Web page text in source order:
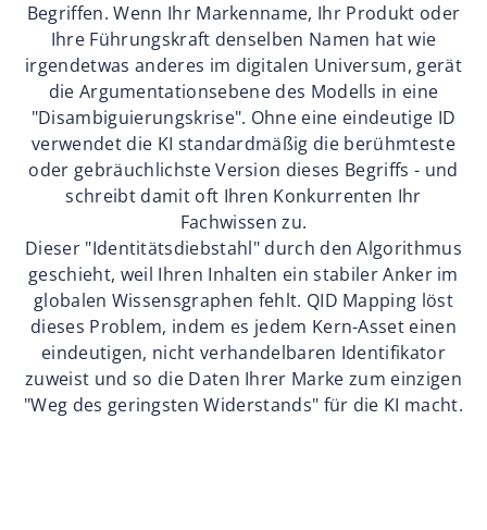
Begriffen. Wenn Ihr Markenname, Ihr Produkt oder
Ihre Führungskraft denselben Namen hat wie
irgendetwas anderes im digitalen Universum, gerät
die Argumentationsebene des Modells in eine
"Disambiguierungskrise". Ohne eine eindeutige ID
verwendet die KI standardmäßig die berühmteste
oder gebräuchlichste Version dieses Begriffs - und
schreibt damit oft Ihren Konkurrenten Ihr
Fachwissen zu.
Dieser "Identitätsdiebstahl" durch den Algorithmus
geschieht, weil Ihren Inhalten ein stabiler Anker im
globalen Wissensgraphen fehlt. QID Mapping löst
dieses Problem, indem es jedem Kern-Asset einen
eindeutigen, nicht verhandelbaren Identifikator
zuweist und so die Daten Ihrer Marke zum einzigen
"Weg des geringsten Widerstands" für die KI macht.